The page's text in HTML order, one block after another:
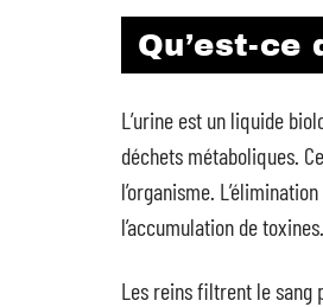
Qu’est-ce
L’urine est un liquide
déchets métaboliques.
l’organisme.
l’accumulation de toxines.
Les reins filtrent le sang